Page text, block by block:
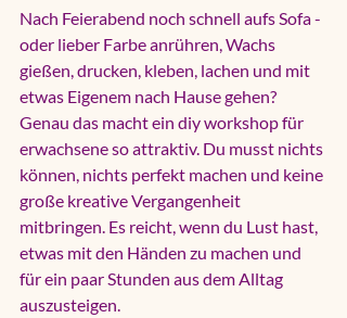
Nach Feierabend noch schnell aufs Sofa -
oder lieber Farbe anrühren, Wachs
gießen, drucken, kleben, lachen und mit
etwas Eigenem nach Hause gehen?
Genau das macht ein diy workshop für
erwachsene so attraktiv. Du musst nichts
können, nichts perfekt machen und keine
große kreative Vergangenheit
mitbringen. Es reicht, wenn du Lust hast,
etwas mit den Händen zu machen und
für ein paar Stunden aus dem Alltag
auszusteigen.